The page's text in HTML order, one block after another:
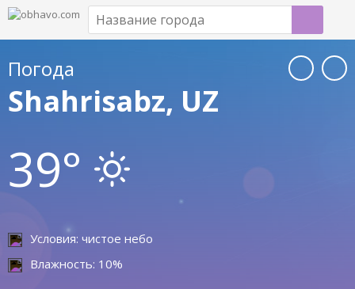
Погода
Shahrisabz, UZ
39°
Условия: чистое небо
Влажность: 10%